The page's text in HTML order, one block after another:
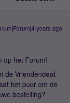
years ago
op het Forum!
de Vriendendeal.
het puur om de
bestelling?